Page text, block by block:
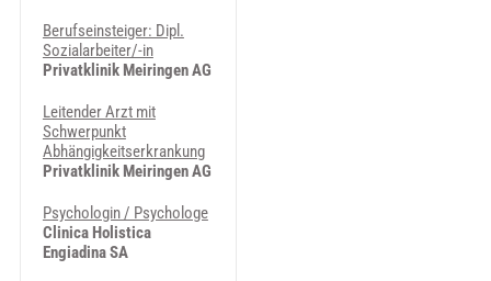
Berufseinsteiger: Dipl.
Sozialarbeiter/-in
Privatklinik Meiringen AG
Leitender Arzt mit
Schwerpunkt
Abhängigkeitserkrankung
Privatklinik Meiringen AG
Psychologin / Psychologe
Clinica Holistica
Engiadina SA